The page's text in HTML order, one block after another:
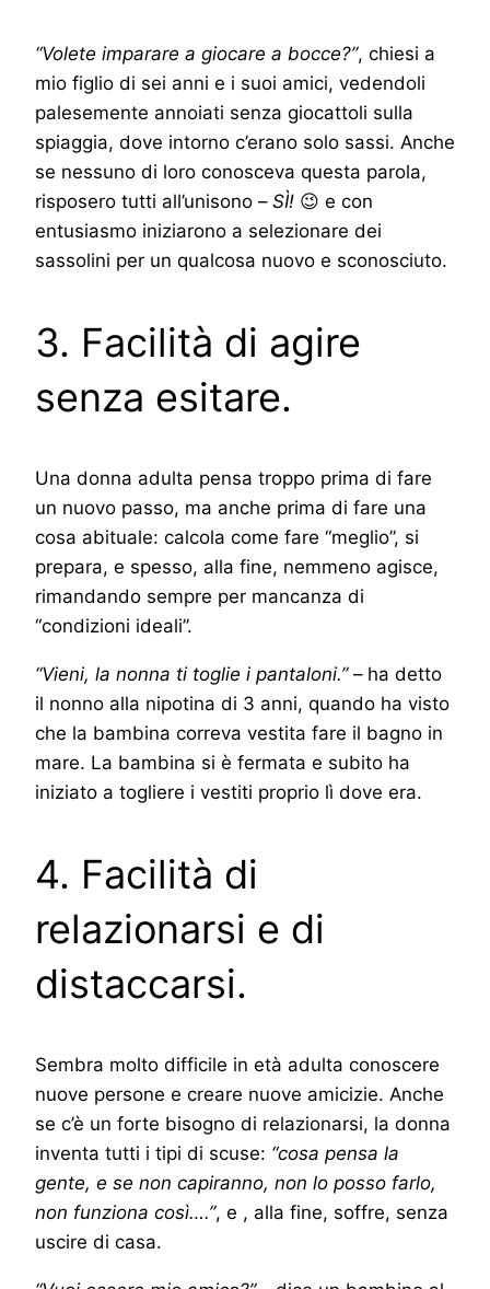
“Volete imparare a giocare a bocce?”, chiesi a
mio figlio di sei anni e i suoi amici, vedendoli
palesemente annoiati senza giocattoli sulla
spiaggia, dove intorno c’erano solo sassi. Anche
se nessuno di loro conosceva questa parola,
risposero tutti all’unisono – SÌ! 😉 e con
entusiasmo iniziarono a selezionare dei
sassolini per un qualcosa nuovo e sconosciuto.
3. Facilità di agire
senza esitare.
Una donna adulta pensa troppo prima di fare
un nuovo passo, ma anche prima di fare una
cosa abituale: calcola come fare “meglio”, si
prepara, e spesso, alla fine, nemmeno agisce,
rimandando sempre per mancanza di
“condizioni ideali”.
“Vieni, la nonna ti toglie i pantaloni.”– ha detto
il nonno alla nipotina di 3 anni, quando ha visto
che la bambina correva vestita fare il bagno in
mare. La bambina si è fermata e subito ha
iniziato a togliere i vestiti proprio lì dove era.
4. Facilità di
relazionarsi e di
distaccarsi.
Sembra molto difficile in età adulta conoscere
nuove persone e creare nuove amicizie. Anche
se c’è un forte bisogno di relazionarsi, la donna
inventa tutti i tipi di scuse: “cosa pensa la
gente, e se non capiranno, non lo posso farlo,
non funziona così….”, e , alla fine, soffre, senza
uscire di casa.